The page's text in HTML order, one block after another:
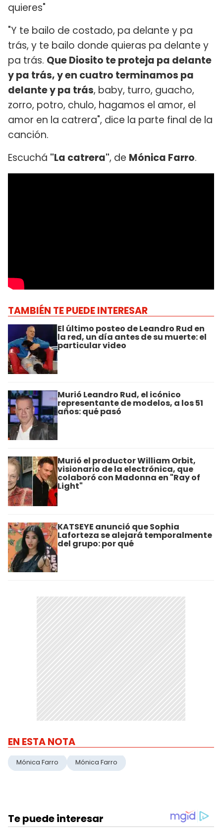
quieres"
"Y te bailo de costado, pa delante y pa
trás, y te bailo donde quieras pa delante y
pa trás. Que Diosito te proteja pa delante
y pa trás, y en cuatro terminamos pa
delante y pa trás, baby, turro, guacho,
zorro, potro, chulo, hagamos el amor, el
amor en la catrera", dice la parte final de la
canción.
Escuchá "La catrera", de Mónica Farro.
TAMBIÉN TE PUEDE INTERESAR
El último posteo de Leandro Rud en
la red, un día antes de su muerte: el
particular video
Murió Leandro Rud, el icónico
representante de modelos, a los 51
años: qué pasó
Murió el productor William Orbit,
visionario de la electrónica, que
colaboró con Madonna en "Ray of
Light"
KATSEYE anunció que Sophia
Laforteza se alejará temporalmente
del grupo: por qué
EN ESTA NOTA
Mónica Farro Mónica Farro